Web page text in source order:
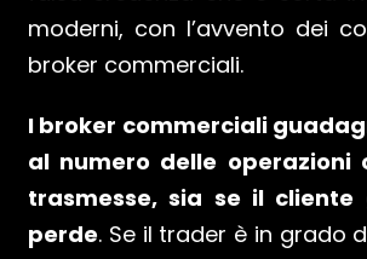
moderni, con l’avvento dei
broker commerciali.
I broker commerciali
al numero delle operazioni
trasmesse, sia se il cliente
perde. Se il trader è in grado